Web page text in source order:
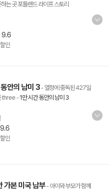
는 곳 포틀랜드 라이프 스토리
9.6
할인
안의 남미 3- 열정에 중독된 427일
three -1만 시간 동안의 남미 3
9.6
할인
가본 미국 남부- 아이와 부모가 함께